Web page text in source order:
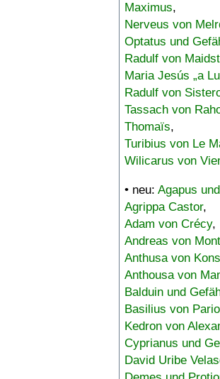
Maximus,
Nerveus von
Optatus und
Radulf von
Maria Jesús „a
Radulf von
Tassach von
Thomaïs,
Turibius von Le
Wilicarus von
• neu: Agapus
Agrippa Castor,
Adam von Crécy,
Andreas von
Anthusa von
Anthousa von
Balduin und
Basilius von
Kedron von
Cyprianus und
David Uribe